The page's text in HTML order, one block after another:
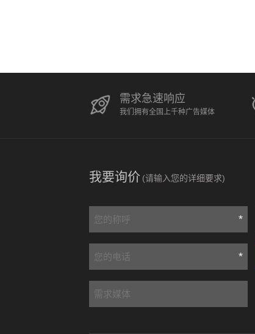
需求急速响应
我们拥有全国上千种广告媒体
我要询价 (请输入您的详细要求)
*
*